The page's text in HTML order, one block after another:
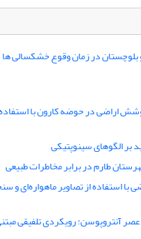
در زمان وقوع خشکسالی ها
اراضی در حوضه کارون با
طارم در برابر مخاطرات طبیعی
با استفاده از تصاویر ماهواره‌ای و
آنتروپوسن: رویکردی تلفیقی